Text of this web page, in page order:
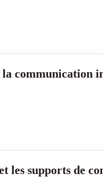
communication
les supports de